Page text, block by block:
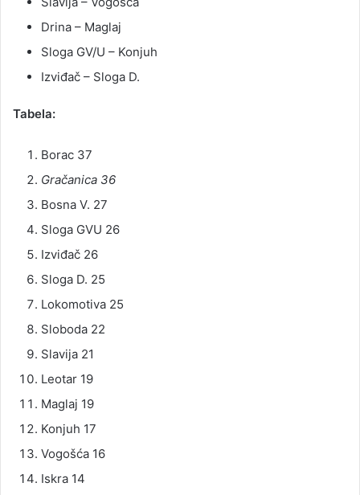
Drina – Maglaj
Sloga GV/U – Konjuh
Izviđač – Sloga D.
Tabela:
Borac 37
Gračanica 36
Bosna V. 27
Sloga GVU 26
Izviđač 26
Sloga D. 25
Lokomotiva 25
Sloboda 22
Slavija 21
Leotar 19
Maglaj 19
Konjuh 17
Vogošća 16
Iskra 14